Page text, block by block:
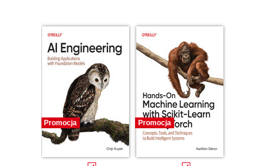
Promocja Promocja